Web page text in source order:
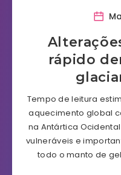
rápido
Tempo de leitura
aquecimento global
na Antártica
vulneráveis e
todo o manto de